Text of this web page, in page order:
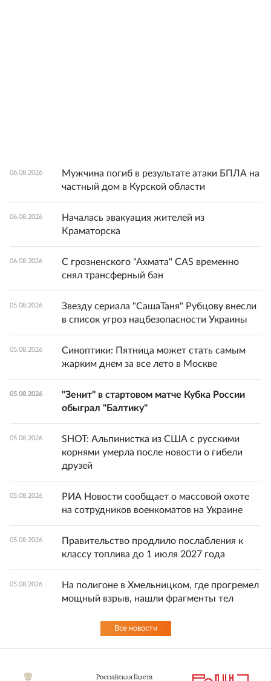
06.08.2026
Мужчина погиб в результате атаки БПЛА на
частный дом в Курской области
06.08.2026
Началась эвакуация жителей из
Краматорска
06.08.2026
С грозненского "Ахмата" CAS временно
снял трансферный бан
05.08.2026
Звезду сериала "СашаТаня" Рубцову внесли
в список угроз нацбезопасности Украины
05.08.2026
Синоптики: Пятница может стать самым
жарким днем за все лето в Москве
05.08.2026
"Зенит" в стартовом матче Кубка России
обыграл "Балтику"
05.08.2026
SHOT: Альпинистка из США с русскими
корнями умерла после новости о гибели
друзей
05.08.2026
РИА Новости сообщает о массовой охоте
на сотрудников военкоматов на Украине
05.08.2026
Правительство продлило послабления к
классу топлива до 1 июля 2027 года
05.08.2026
На полигоне в Хмельницком, где прогремел
мощный взрыв, нашли фрагменты тел
Все новости